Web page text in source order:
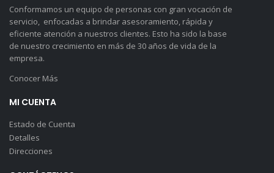
Conformamos un equipo de personas con gran vocación de
servicio, enfocadas a brindar asesoramiento, rápida y
eficiente atención a nuestros clientes. Esto ha sido la base
de nuestro crecimiento en más de 30 años de vida de la
empresa.
Conocer Más
MI CUENTA
Estado de Cuenta
Detalles
Direcciones